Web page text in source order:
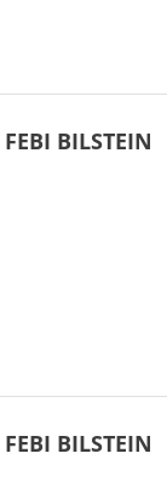
BILSTEIN
BILSTEIN